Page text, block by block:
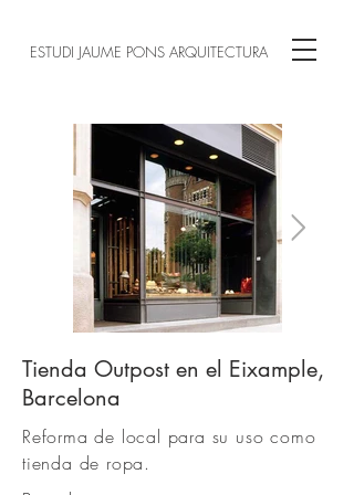
ESTUDI JAUME PONS ARQUITECTURA
00.jpg
Tienda Outpost en el Eixample,
Barcelona
Reforma de local para su uso como
tienda de ropa.